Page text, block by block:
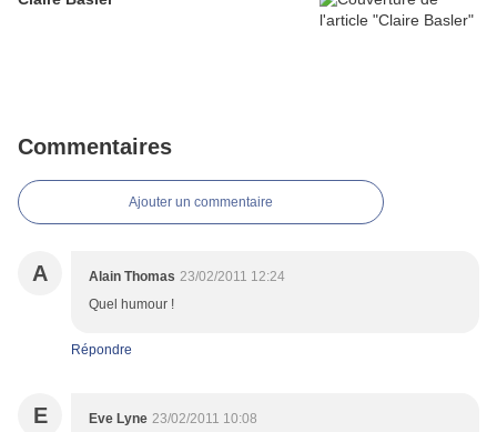
Commentaires
Ajouter un commentaire
A Alain Thomas 23/02/2011 12:24
Quel humour !
Répondre
E Eve Lyne 23/02/2011 10:08